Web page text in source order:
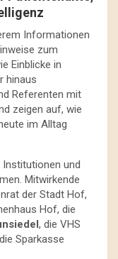
Informationen
zum
Einblicke in
hinaus
Referenten mit
zeigen auf, wie
im Alltag
und
Mitwirkende
der Stadt Hof,
Hof, die
, die VHS
Sparkasse